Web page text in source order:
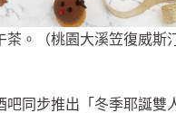
茶。（桃園大溪笠復威斯
吧同步推出「冬季耶誕雙